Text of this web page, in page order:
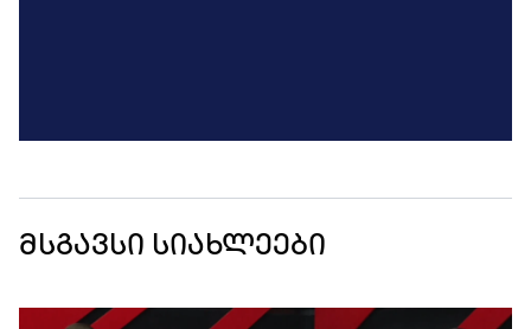
მსგავსი სიახლეები